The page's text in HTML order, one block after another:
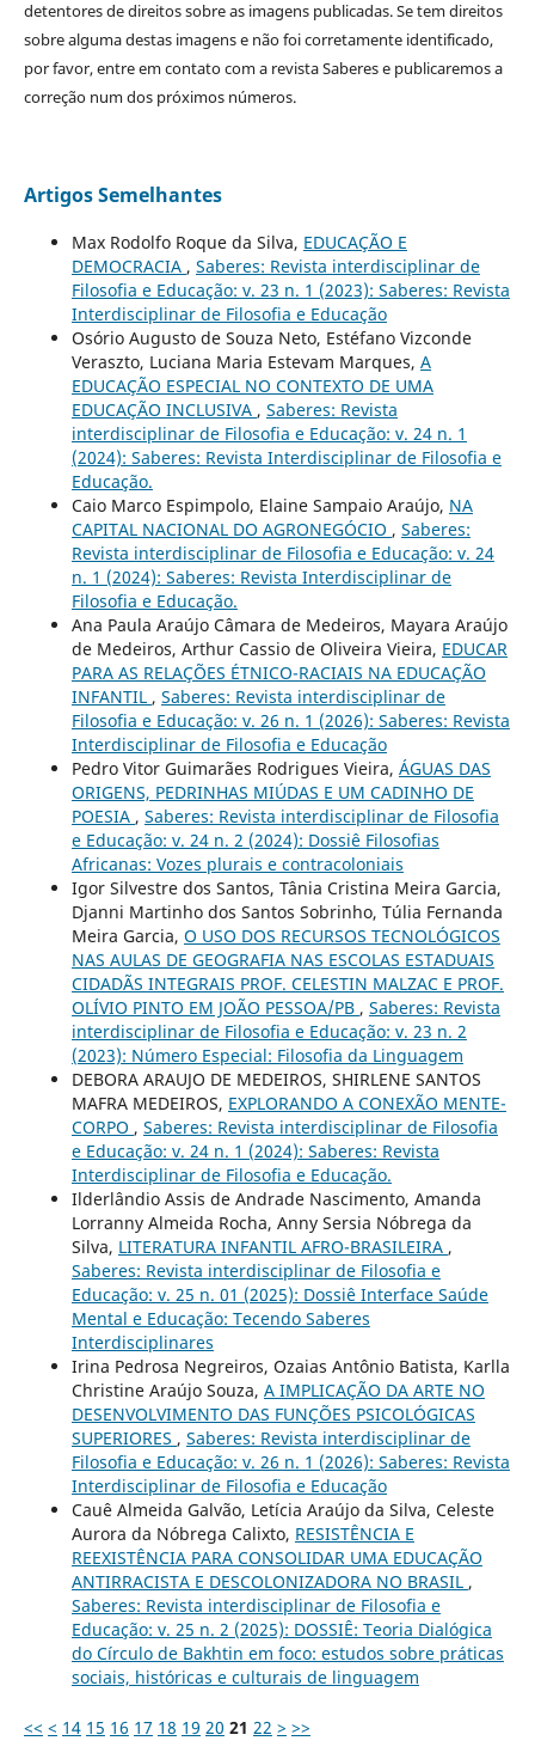
detentores de direitos sobre as imagens publicadas. Se tem direitos
sobre alguma destas imagens e não foi corretamente identificado,
por favor, entre em contato com a revista Saberes e publicaremos a
correção num dos próximos números.
Artigos Semelhantes
Max Rodolfo Roque da Silva, EDUCAÇÃO E
DEMOCRACIA , Saberes: Revista interdisciplinar de
Filosofia e Educação: v. 23 n. 1 (2023): Saberes: Revista
Interdisciplinar de Filosofia e Educação
Osório Augusto de Souza Neto, Estéfano Vizconde
Veraszto, Luciana Maria Estevam Marques, A
EDUCAÇÃO ESPECIAL NO CONTEXTO DE UMA
EDUCAÇÃO INCLUSIVA , Saberes: Revista
interdisciplinar de Filosofia e Educação: v. 24 n. 1
(2024): Saberes: Revista Interdisciplinar de Filosofia e
Educação.
Caio Marco Espimpolo, Elaine Sampaio Araújo, NA
CAPITAL NACIONAL DO AGRONEGÓCIO , Saberes:
Revista interdisciplinar de Filosofia e Educação: v. 24
n. 1 (2024): Saberes: Revista Interdisciplinar de
Filosofia e Educação.
Ana Paula Araújo Câmara de Medeiros, Mayara Araújo
de Medeiros, Arthur Cassio de Oliveira Vieira, EDUCAR
PARA AS RELAÇÕES ÉTNICO-RACIAIS NA EDUCAÇÃO
INFANTIL , Saberes: Revista interdisciplinar de
Filosofia e Educação: v. 26 n. 1 (2026): Saberes: Revista
Interdisciplinar de Filosofia e Educação
Pedro Vitor Guimarães Rodrigues Vieira, ÁGUAS DAS
ORIGENS, PEDRINHAS MIÚDAS E UM CADINHO DE
POESIA , Saberes: Revista interdisciplinar de Filosofia
e Educação: v. 24 n. 2 (2024): Dossiê Filosofias
Africanas: Vozes plurais e contracoloniais
Igor Silvestre dos Santos, Tânia Cristina Meira Garcia,
Djanni Martinho dos Santos Sobrinho, Túlia Fernanda
Meira Garcia, O USO DOS RECURSOS TECNOLÓGICOS
NAS AULAS DE GEOGRAFIA NAS ESCOLAS ESTADUAIS
CIDADÃS INTEGRAIS PROF. CELESTIN MALZAC E PROF.
OLÍVIO PINTO EM JOÃO PESSOA/PB , Saberes: Revista
interdisciplinar de Filosofia e Educação: v. 23 n. 2
(2023): Número Especial: Filosofia da Linguagem
DEBORA ARAUJO DE MEDEIROS, SHIRLENE SANTOS
MAFRA MEDEIROS, EXPLORANDO A CONEXÃO MENTE-
CORPO , Saberes: Revista interdisciplinar de Filosofia
e Educação: v. 24 n. 1 (2024): Saberes: Revista
Interdisciplinar de Filosofia e Educação.
Ilderlândio Assis de Andrade Nascimento, Amanda
Lorranny Almeida Rocha, Anny Sersia Nóbrega da
Silva, LITERATURA INFANTIL AFRO-BRASILEIRA ,
Saberes: Revista interdisciplinar de Filosofia e
Educação: v. 25 n. 01 (2025): Dossiê Interface Saúde
Mental e Educação: Tecendo Saberes
Interdisciplinares
Irina Pedrosa Negreiros, Ozaias Antônio Batista, Karlla
Christine Araújo Souza, A IMPLICAÇÃO DA ARTE NO
DESENVOLVIMENTO DAS FUNÇÕES PSICOLÓGICAS
SUPERIORES , Saberes: Revista interdisciplinar de
Filosofia e Educação: v. 26 n. 1 (2026): Saberes: Revista
Interdisciplinar de Filosofia e Educação
Cauê Almeida Galvão, Letícia Araújo da Silva, Celeste
Aurora da Nóbrega Calixto, RESISTÊNCIA E
REEXISTÊNCIA PARA CONSOLIDAR UMA EDUCAÇÃO
ANTIRRACISTA E DESCOLONIZADORA NO BRASIL ,
Saberes: Revista interdisciplinar de Filosofia e
Educação: v. 25 n. 2 (2025): DOSSIÊ: Teoria Dialógica
do Círculo de Bakhtin em foco: estudos sobre práticas
sociais, históricas e culturais de linguagem
<< < 14 15 16 17 18 19 20 21 22 > >>